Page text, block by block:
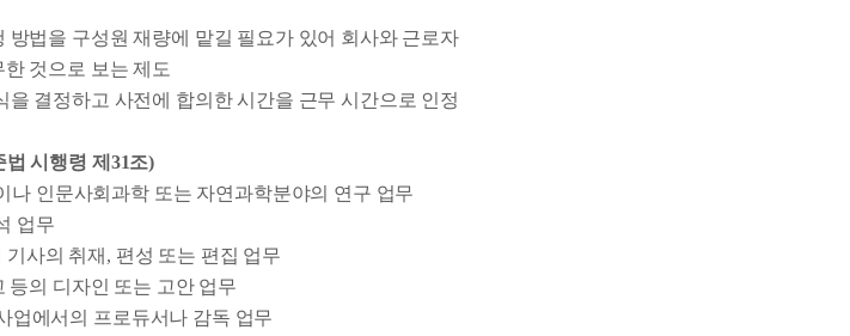
방법을 구성원 재량에 맡길 필요가 있어 회사와 근로자
것으로 보는 제도
결정하고 사전에 합의한 시간을 근무 시간으로 인정
법 시행령 제31조)
나 인문사회과학 또는 자연과학분야의 연구 업무
업무
사의 취재, 편성 또는 편집 업무
등의 디자인 또는 고안 업무
업에서의 프로듀서나 감독 업무